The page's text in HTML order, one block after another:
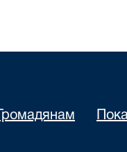
Громадянам